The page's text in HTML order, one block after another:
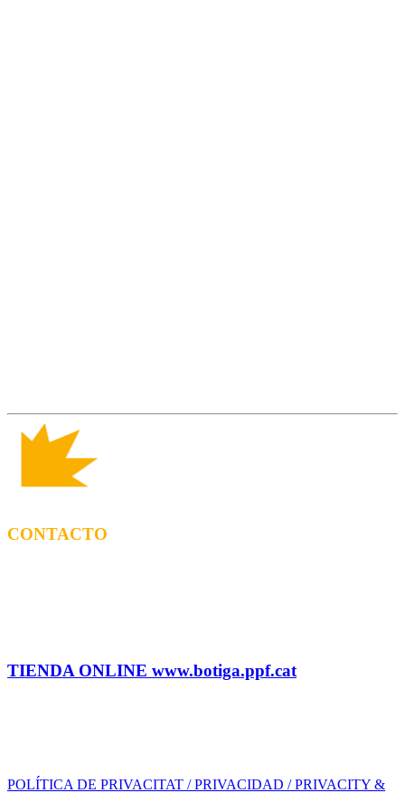
CONTACTO
TIENDA ONLINE www.botiga.ppf.cat
POLÍTICA DE PRIVACITAT / PRIVACIDAD / PRIVACITY &